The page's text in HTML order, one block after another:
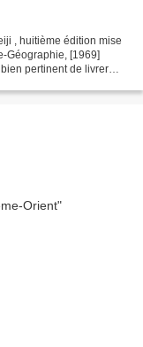
, huitième édition mise
Géographie, [1969]
pertinent de livrer